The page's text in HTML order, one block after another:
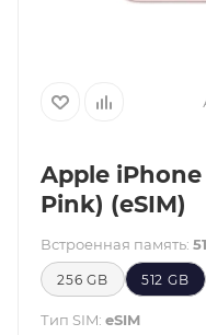
Apple iPhone
Pink) (eSIM)
Встроенная память:
256 GB 512 GB
Тип SIM: eSIM